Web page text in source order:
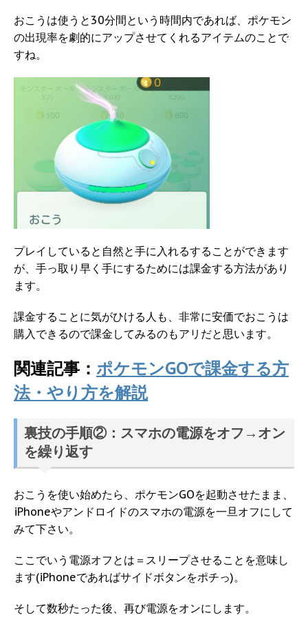
おこうは使うと30分間という時間内であれば、ポケモン
の出現率を劇的にアップさせてくれるアイテムのことで
すね。
プレイしていると自然と手に入れるすることができます
が、手っ取り早く手にするためには課金する方法があり
ます。
課金することに気がひける人も、非常に安価でおこうは
購入できるので課金してみるのもアリだと思います。
関連記事： ポケモンGOで課金する方
法・やり方を解説
裏技の手順②：スマホの電源をオフ→オン
を繰り返す
おこうを使い始めたら、ポケモンGOを起動させたまま、
iPhoneやアンドロイドのスマホの電源を一旦オフにして
みて下さい。
ここでいう電源オフとは＝スリープさせることを意味し
ます(iPhoneであればサイドボタンをポチっ)。
そして数秒たった後、再び電源をオンにします。